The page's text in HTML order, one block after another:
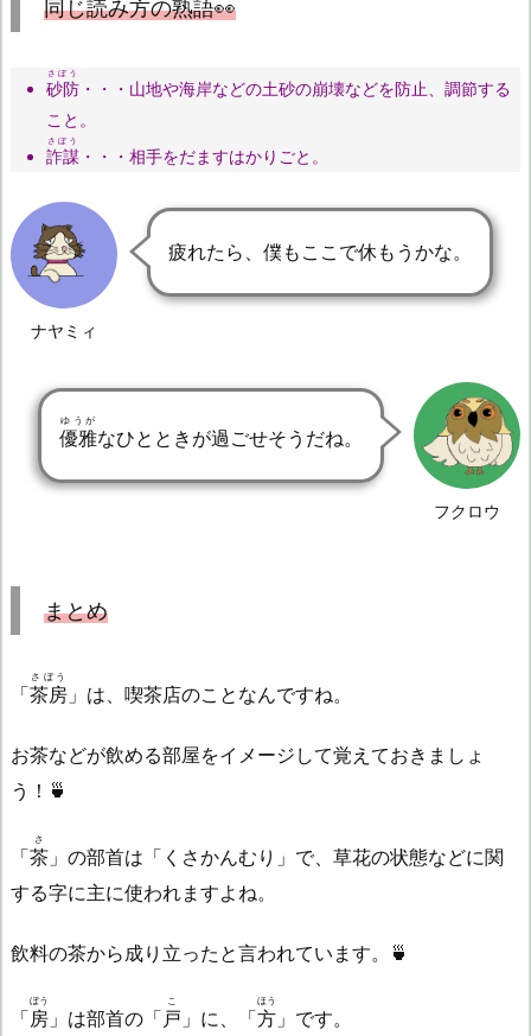
同じ読み方の熟語👀
砂防
さぼう
・・・山地や海岸などの土砂の崩壊などを防止、調節する
こと。
詐謀
さぼう
・・・相手をだますはかりごと。
ナヤミィ
疲れたら、僕もここで休もうかな。
フクロウ
優雅
ゆうが
なひとときが過ごせそうだね。
まとめ
「茶房
さぼう
」は、喫茶店のことなんですね。
お茶などが飲める部屋をイメージして覚えておきましょ
う！🍵
「茶
さ
」の部首は「くさかんむり」で、草花の状態などに関
する字に主に使われますよね。
飲料の茶から成り立ったと言われています。🍵
「房
ぼう
」は部首の「 戸
こ
」に、「方
ほう
」です。